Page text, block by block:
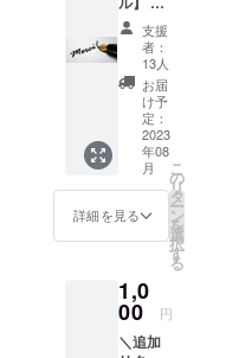
れている古
本市などに
出店したり
しています
（リアル店
舗はありま
せん）。
もともと本
が好きで、
大学卒業後
２社で勤務
したのち、
「死ぬとき
礼の
メール
をさせ
ていた
だきま
す。ま
た、ク
ラウド
ファン
ディン
グの進
捗報
告、移
店の出
店情
報、
『星の
支援
者：
13人
お届
け予
定：
2023
年08
月
詳細を見る
こ
の
リ
タ
ー
ン
を
選
択
す
る
1,0
00 円
＼追加